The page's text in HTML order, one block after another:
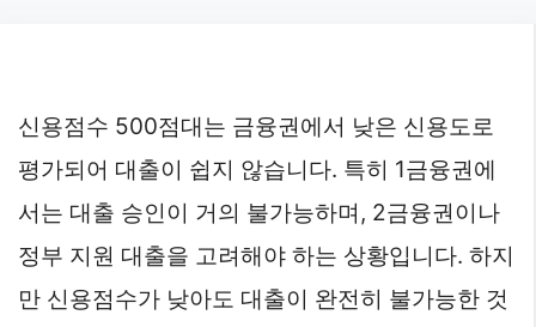
신용점수 500점대는 금융권에서 낮은 신용도로
평가되어 대출이 쉽지 않습니다. 특히 1금융권에
서는 대출 승인이 거의 불가능하며, 2금융권이나
정부 지원 대출을 고려해야 하는 상황입니다. 하지
만 신용점수가 낮아도 대출이 완전히 불가능한 것